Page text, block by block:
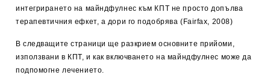
интегрирането на майндфулнес към КПТ не просто допълва
терапевтичния ефкет, а дори го подобрява (Fairfax, 2008)
В следващите страници ще разкрием основните прийоми,
използвани в КПТ, и как включването на майндфулнес може да
подпомогне лечението.